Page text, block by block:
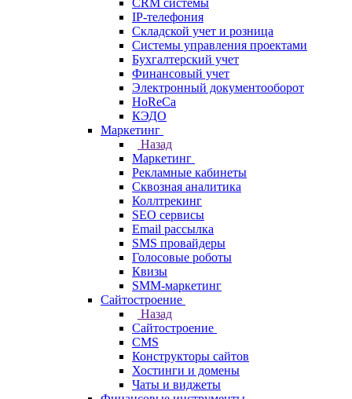
CRM системы
IP-телефония
Складской учет и розница
Системы управления проектами
Бухгалтерский учет
Финансовый учет
Электронный документооборот
HoReCa
КЭДО
Маркетинг
Назад
Маркетинг
Рекламные кабинеты
Cквозная аналитика
Коллтрекинг
SEO сервисы
Email расcылка
SMS провайдеры
Голосовые роботы
Квизы
SMM-маркетинг
Сайтостроение
Назад
Сайтостроение
CMS
Конструкторы сайтов
Хостинги и домены
Чаты и виджеты